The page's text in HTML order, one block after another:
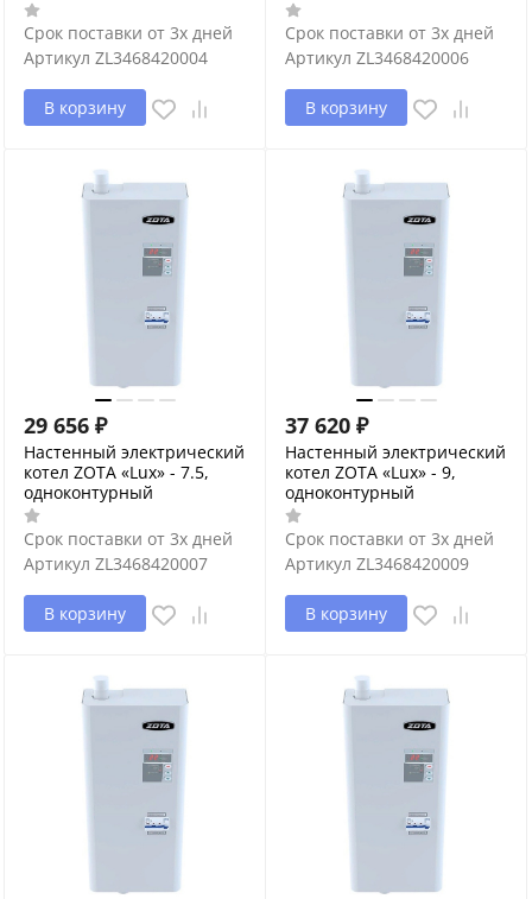
Срок поставки от 3х дней
Артикул ZL3468420004
В корзину
Срок поставки от 3х дней
Артикул ZL3468420006
В корзину
29 656 ₽
Настенный электрический
котел ZOTA «Lux» - 7.5,
одноконтурный
Срок поставки от 3х дней
Артикул ZL3468420007
В корзину
37 620 ₽
Настенный электрический
котел ZOTA «Lux» - 9,
одноконтурный
Срок поставки от 3х дней
Артикул ZL3468420009
В корзину